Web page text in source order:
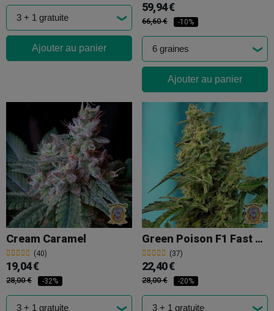
Ajouter au panier
59,94 €
66,60 € -10%
Ajouter au panier
Cream Caramel
(40)
19,04 €
28,00 € -32%
Green Poison F1 Fast Version®
(37)
22,40 €
28,00 € -20%